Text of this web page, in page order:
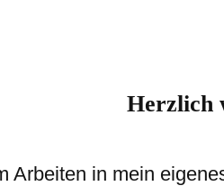
Herzlich
Arbeiten in mein